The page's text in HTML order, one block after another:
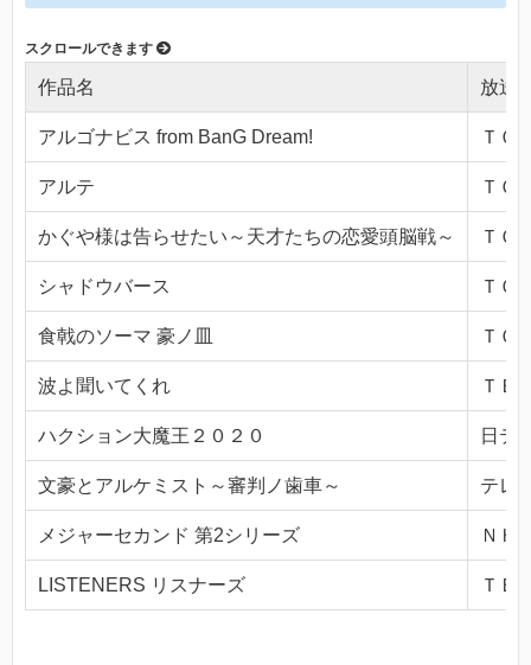
作品名 放送
アルゴナビス from BanG Dream! ＴＯ
アルテ ＴＯ
かぐや様は告らせたい～天才たちの恋愛頭脳戦～ ＴＯ
シャドウバース ＴＯ
食戟のソーマ 豪ノ皿 ＴＯ
波よ聞いてくれ ＴＢ
ハクション大魔王２０２０ 日テ
文豪とアルケミスト～審判ノ歯車～ テレ
メジャーセカンド 第2シリーズ ＮＨ
LISTENERS リスナーズ ＴＢ